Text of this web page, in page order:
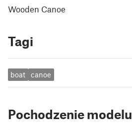
Wooden Canoe
Tagi
boat canoe
Pochodzenie modelu